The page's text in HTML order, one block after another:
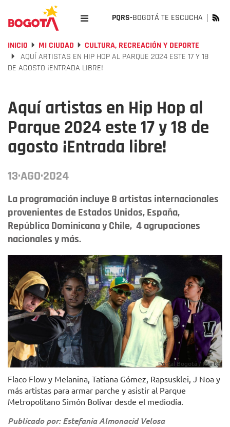
PQRS-BOGOTÁ TE ESCUCHA
INICIO MI CIUDAD
CULTURA, RECREACIÓN Y DEPORTE
AQUÍ ARTISTAS EN HIP HOP AL PARQUE 2024 ESTE 17 Y 18
DE AGOSTO ¡ENTRADA LIBRE!
Aquí artistas en Hip Hop al
Parque 2024 este 17 y 18 de
agosto ¡Entrada libre!
13·AGO·2024
La programación incluye 8 artistas internacionales
provenientes de Estados Unidos, España,
República Dominicana y Chile, 4 agrupaciones
nacionales y más.
Portal Bogotá / Idartes
Flaco Flow y Melanina, Tatiana Gómez, Rapsusklei, J Noa y
más artistas para armar parche y asistir al Parque
Metropolitano Simón Bolívar desde el mediodía.
Publicado por: Estefania Almonacid Velosa